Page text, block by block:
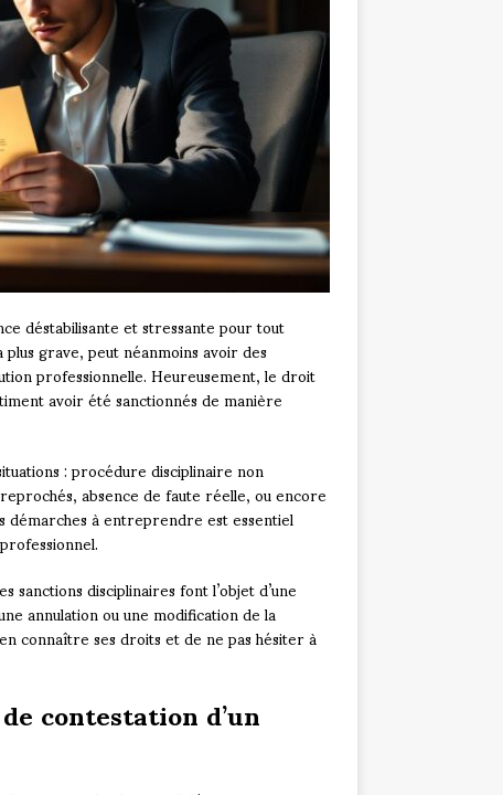
déstabilisante et stressante pour tout
grave, peut néanmoins avoir des
professionnelle. Heureusement, le droit
avoir été sanctionnés de manière
: procédure disciplinaire non
absence de faute réelle, ou encore
à entreprendre est essentiel
disciplinaires font l’objet d’une
annulation ou une modification de la
connaître ses droits et de ne pas hésiter à
contestation d’un